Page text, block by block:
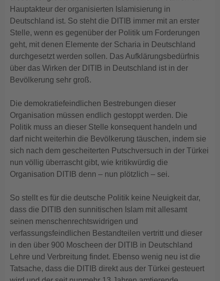
Hauptakteur der organisierten Islamisierung in
Deutschland ist. So steht die DITIB immer mit an erster
Stelle, wenn es gegenüber der Politik um Forderungen
geht, mit denen Elemente der Scharia in Deutschland
durchgesetzt werden sollen. Das Aufklärungsbedürfnis
über das Wirken der DITIB in Deutschland ist in der
Bevölkerung sehr groß.
Die demokratiefeindlichen Bestrebungen dieser
Organisation müssen endlich gestoppt werden. Die
Politik muss an dieser Stelle konsequent handeln und
darf nicht weiterhin die Bevölkerung täuschen, indem sie
sich nach dem gescheiterten Putschversuch in der Türkei
nun völlig überrascht gibt, wie kritikwürdig die
Organisation DITIB denn – nun plötzlich – sei.
So stellt es für die deutsche Politik keine Neuigkeit dar,
dass die DITIB den sunnitischen Islam mit allesamt
seinen menschenrechtswidrigen und
verfassungsfeindlichen Bestandteilen vertritt und dieser
in den über 900 Moscheen der DITIB in Deutschland
Lehre und Verbreitung findet. Ebenso wenig neu ist die
Tatsache, dass die DITIB direkt aus der Türkei gesteuert